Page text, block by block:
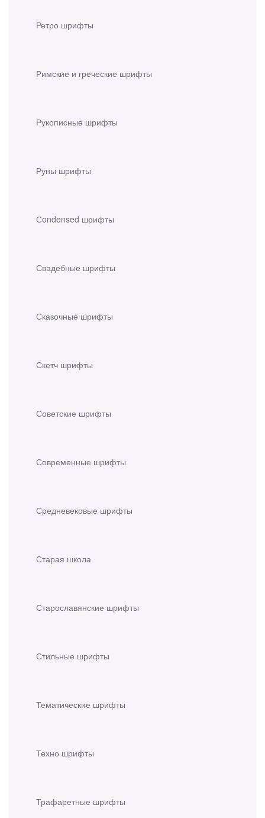
Ретро шрифты
Римские и греческие шрифты
Рукописные шрифты
Руны шрифты
Сondensed шрифты
Свадебные шрифты
Сказочные шрифты
Скетч шрифты
Советские шрифты
Современные шрифты
Средневековые шрифты
Старая школа
Старославянские шрифты
Стильные шрифты
Тематические шрифты
Техно шрифты
Трафаретные шрифты